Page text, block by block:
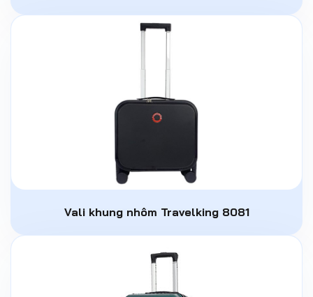
Vali khung nhôm Travelking 8081